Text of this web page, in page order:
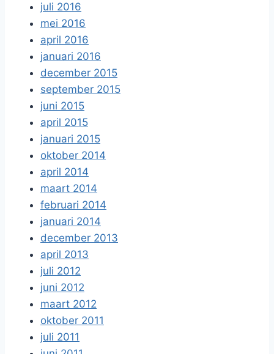
juli 2016
mei 2016
april 2016
januari 2016
december 2015
september 2015
juni 2015
april 2015
januari 2015
oktober 2014
april 2014
maart 2014
februari 2014
januari 2014
december 2013
april 2013
juli 2012
juni 2012
maart 2012
oktober 2011
juli 2011